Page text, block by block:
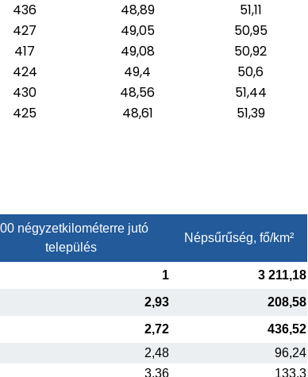
436 48,89
51,11
427 49,05
50,95
417 49,08
50,92
424 49,4
50,6
430 48,56
51,44
425 48,61 51,39
négyzetkilométerre jutó
település
Népsűrűség, fő/km²
1
3 211,18
2,93
208,58
2,72
436,52
2,48
96,24
3,36 133,3